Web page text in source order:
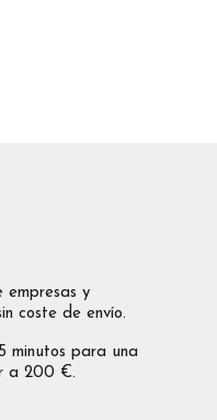
empresas y
coste de envío.
minutos para una
a 200 €.